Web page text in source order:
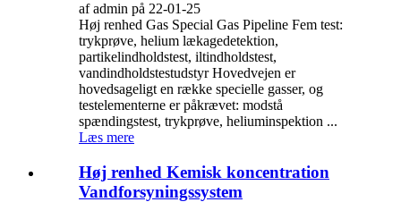
af admin på 22-01-25
Høj renhed Gas Special Gas Pipeline Fem test:
trykprøve, helium lækagedetektion,
partikelindholdstest, iltindholdstest,
vandindholdstestudstyr Hovedvejen er
hovedsageligt en række specielle gasser, og
testelementerne er påkrævet: modstå
spændingstest, trykprøve, heliuminspektion ...
Læs mere
Høj renhed Kemisk koncentration
Vandforsyningssystem